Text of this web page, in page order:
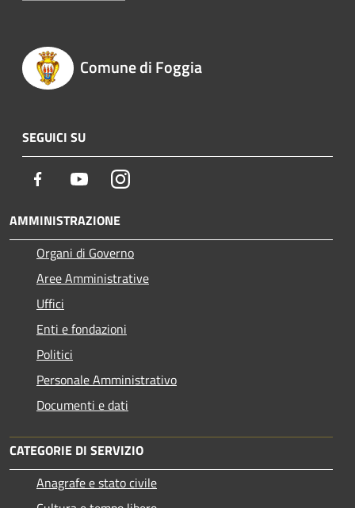
Comune di Foggia
SEGUICI SU
Facebook YoutubeInstagram
AMMINISTRAZIONE
Organi di Governo
Aree Amministrative
Uffici
Enti e fondazioni
Politici
Personale Amministrativo
Documenti e dati
CATEGORIE DI SERVIZIO
Anagrafe e stato civile